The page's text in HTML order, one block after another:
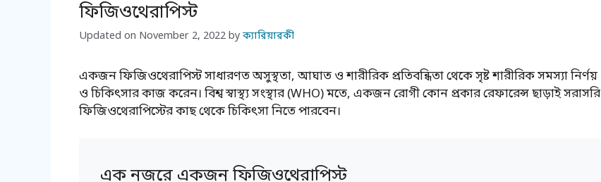
ফিজিওথেরাপিস্ট
Updated on November 2, 2022 by ক্যারিয়ারকী
একজন ফিজিওথেরাপিস্ট সাধারণত অসুস্থতা, আঘাত ও শারীরিক প্রতিবন্ধিতা থেকে সৃষ্ট শারীরিক সমস্যা নির্ণয়
ও চিকিৎসার কাজ করেন। বিশ্ব স্বাস্থ্য সংস্থার (WHO) মতে, একজন রোগী কোন প্রকার রেফারেন্স ছাড়াই সরাসরি
ফিজিওথেরাপিস্টের কাছ থেকে চিকিৎসা নিতে পারবেন।
এক নজরে একজন ফিজিওথেরাপিস্ট